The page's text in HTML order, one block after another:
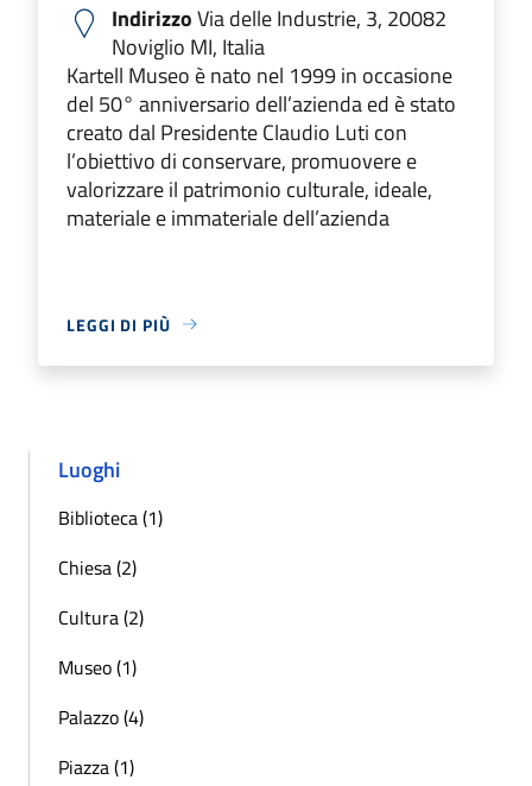
IndirizzoVia delle Industrie, 3, 20082
Noviglio MI, Italia
Kartell Museo è nato nel 1999 in occasione
del 50° anniversario dell’azienda ed è stato
creato dal Presidente Claudio Luti con
l’obiettivo di conservare, promuovere e
valorizzare il patrimonio culturale, ideale,
materiale e immateriale dell’azienda
LEGGI DI PIÙ
Luoghi
Biblioteca (1)
Chiesa (2)
Cultura (2)
Museo (1)
Palazzo (4)
Piazza (1)